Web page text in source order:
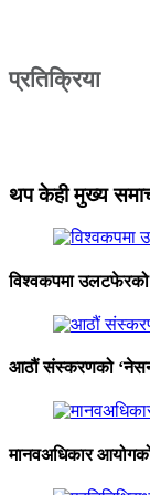
प्रतिक्रिया
थप केही मुख्य
विश्वकपमा उलटफेरको
आठौं संस्करणको
मानवअधिकार